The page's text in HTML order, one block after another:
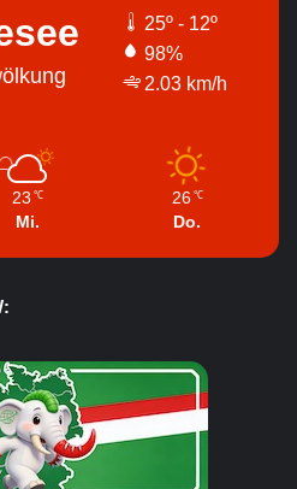
25º - 12º
98%
2.03 km/h
23 ℃
Mi.
26 ℃
Do.